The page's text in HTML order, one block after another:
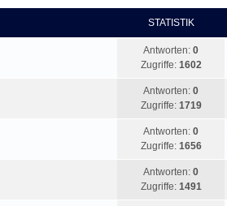
STATISTIK
Antworten: 0
Zugriffe: 1602
Antworten: 0
Zugriffe: 1719
Antworten: 0
Zugriffe: 1656
Antworten: 0
Zugriffe: 1491